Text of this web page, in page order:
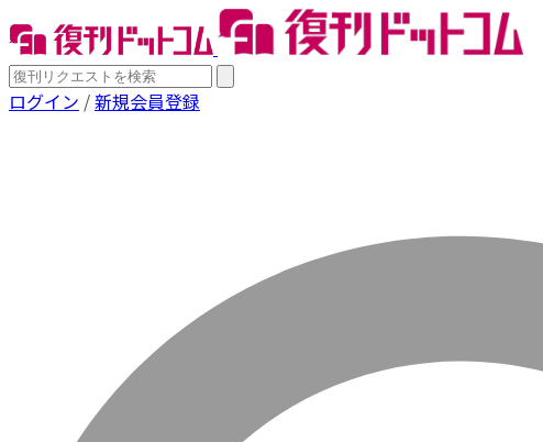
ログイン /新規会員登録